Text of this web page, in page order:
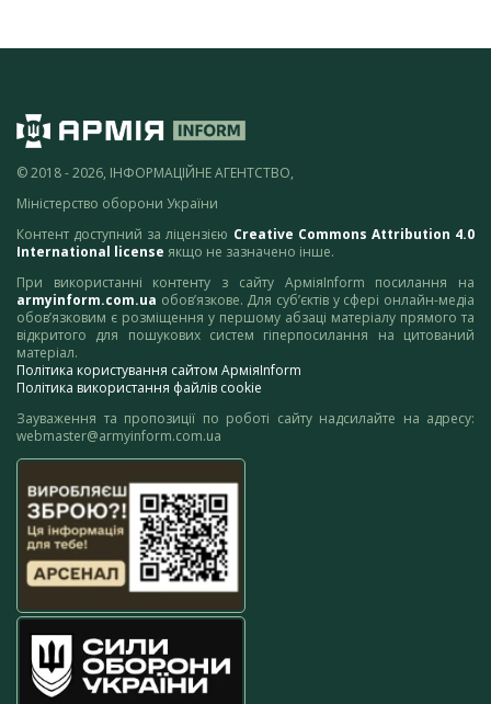
© 2018 - 2026, ІНФОРМАЦІЙНЕ АГЕНТСТВО,
Міністерство оборони України
Контент доступний за ліцензією Creative Commons Attribution 4.0
International license якщо не зазначено інше.
При використанні контенту з сайту АрміяInform посилання на
armyinform.com.ua обов’язкове. Для суб’єктів у сфері онлайн-медіа
обов’язковим є розміщення у першому абзаці матеріалу прямого та
відкритого для пошукових систем гіперпосилання на цитований
матеріал.
Політика користування сайтом АрміяInform
Політика використання файлів cookie
Зауваження та пропозиції по роботі сайту надсилайте на адресу:
webmaster@armyinform.com.ua